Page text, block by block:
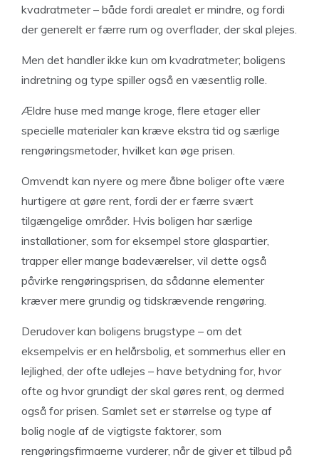
kvadratmeter – både fordi arealet er mindre, og fordi
der generelt er færre rum og overflader, der skal plejes.
Men det handler ikke kun om kvadratmeter; boligens
indretning og type spiller også en væsentlig rolle.
Ældre huse med mange kroge, flere etager eller
specielle materialer kan kræve ekstra tid og særlige
rengøringsmetoder, hvilket kan øge prisen.
Omvendt kan nyere og mere åbne boliger ofte være
hurtigere at gøre rent, fordi der er færre svært
tilgængelige områder. Hvis boligen har særlige
installationer, som for eksempel store glaspartier,
trapper eller mange badeværelser, vil dette også
påvirke rengøringsprisen, da sådanne elementer
kræver mere grundig og tidskrævende rengøring.
Derudover kan boligens brugstype – om det
eksempelvis er en helårsbolig, et sommerhus eller en
lejlighed, der ofte udlejes – have betydning for, hvor
ofte og hvor grundigt der skal gøres rent, og dermed
også for prisen. Samlet set er størrelse og type af
bolig nogle af de vigtigste faktorer, som
rengøringsfirmaerne vurderer, når de giver et tilbud på